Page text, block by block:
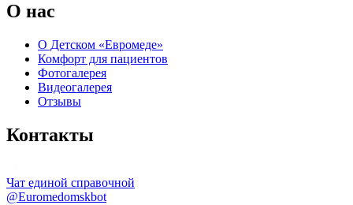
О нас
О Детском «Евромеде»
Комфорт для пациентов
Фотогалерея
Видеогалерея
Отзывы
Контакты
Чат единой справочной
@Euromedomskbot